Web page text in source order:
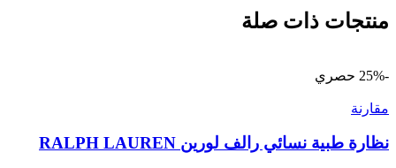
منتجات ذات صلة
-25% حصري
مقارنة
نظارة طبية نسائي رالف لورين RALPH LAUREN